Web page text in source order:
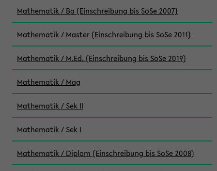
Mathematik / Ba (Einschreibung bis SoSe 2007)
Mathematik / Master (Einschreibung bis SoSe 2011)
Mathematik / M.Ed. (Einschreibung bis SoSe 2019)
Mathematik / Mag
Mathematik / Sek II
Mathematik / Sek I
Mathematik / Diplom (Einschreibung bis SoSe 2008)